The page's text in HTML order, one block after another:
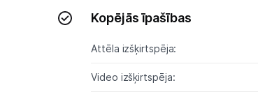
Kopējās īpašības
Attēla izšķirtspēja:
Video izšķirtspēja: